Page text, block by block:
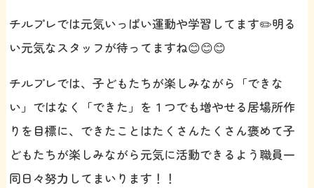
チルプレでは元気いっぱい運動や学習してます✏️明る
い元気なスタッフが待ってますね😊😊😊
チルプレでは、子どもたちが楽しみながら「できな
い」ではなく「できた」を１つでも増やせる居場所作
りを目標に、できたことはたくさんたくさん褒めて子
どもたちが楽しみながら元気に活動できるよう職員一
同日々努力してまいります！！